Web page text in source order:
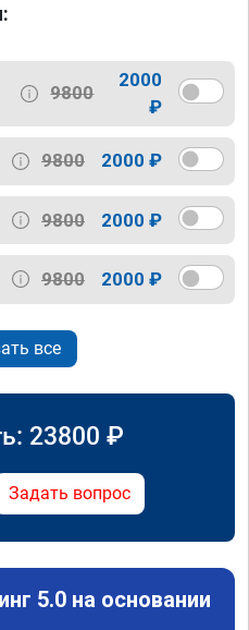
9800
2000
₽
9800 2000 ₽
9800 2000 ₽
9800 2000 ₽
все
23800 ₽
Задать вопрос
5.0 на основании